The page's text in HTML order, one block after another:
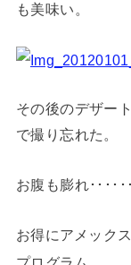
も美味い。
その後のデザー
で撮り忘れた。
お腹も膨れ･････
お得にアメック